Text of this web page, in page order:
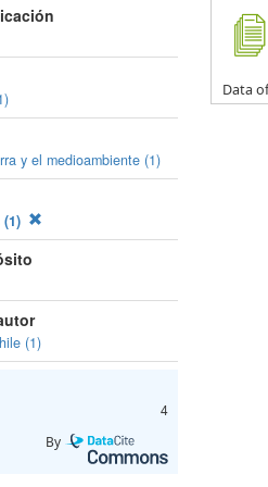
y el medioambiente (1)
(1)
4
By
Data